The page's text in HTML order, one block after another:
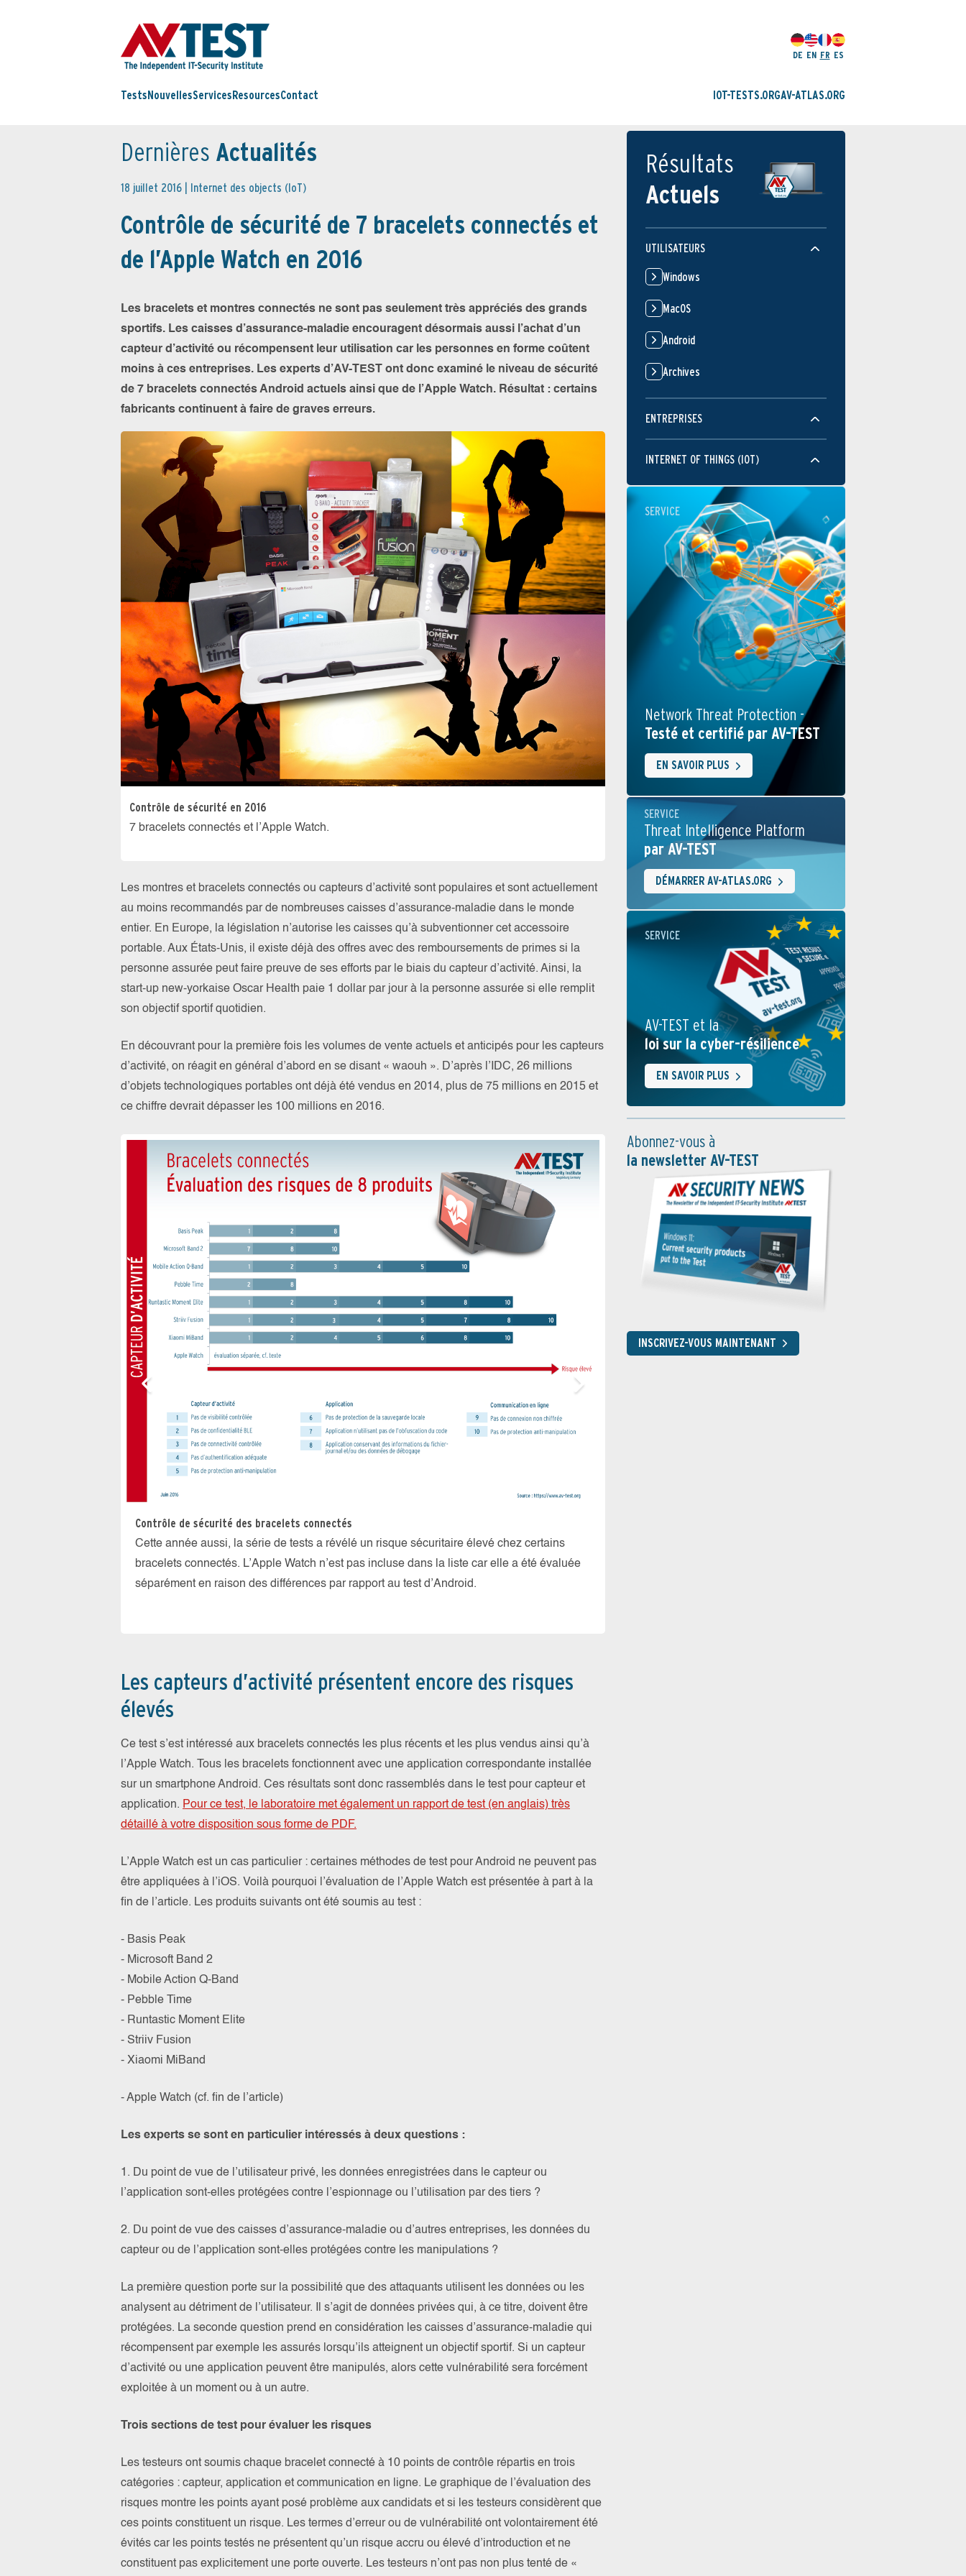
DE EN FR ES
Tests NouvellesServices ResourcesContact IOT-TESTS.ORGAV-ATLAS.ORG
Dernières Actualités
18 juillet 2016 | Internet des objects (IoT)
Contrôle de sécurité de 7 bracelets connectés et
de l’Apple Watch en 2016
Les bracelets et montres connectés ne sont pas seulement très appréciés des grands
sportifs. Les caisses d’assurance-maladie encouragent désormais aussi l’achat d’un
capteur d’activité ou récompensent leur utilisation car les personnes en forme coûtent
moins à ces entreprises. Les experts d’AV-TEST ont donc examiné le niveau de sécurité
de 7 bracelets connectés Android actuels ainsi que de l’Apple Watch. Résultat : certains
fabricants continuent à faire de graves erreurs.
Contrôle de sécurité en 2016
7 bracelets connectés et l’Apple Watch.
Les montres et bracelets connectés ou capteurs d’activité sont populaires et sont actuellement
au moins recommandés par de nombreuses caisses d’assurance-maladie dans le monde
entier. En Europe, la législation n’autorise les caisses qu’à subventionner cet accessoire
portable. Aux États-Unis, il existe déjà des offres avec des remboursements de primes si la
personne assurée peut faire preuve de ses efforts par le biais du capteur d’activité. Ainsi, la
start-up new-yorkaise Oscar Health paie 1 dollar par jour à la personne assurée si elle remplit
son objectif sportif quotidien.
En découvrant pour la première fois les volumes de vente actuels et anticipés pour les capteurs
d’activité, on réagit en général d’abord en se disant « waouh ». D’après l’IDC, 26 millions
d’objets technologiques portables ont déjà été vendus en 2014, plus de 75 millions en 2015 et
ce chiffre devrait dépasser les 100 millions en 2016.
Contrôle de sécurité des bracelets connectés
Cette année aussi, la série de tests a révélé un risque sécuritaire élevé chez certains
bracelets connectés. L’Apple Watch n’est pas incluse dans la liste car elle a été évaluée
séparément en raison des différences par rapport au test d’Android.
Les capteurs d’activité ont été connectés au smartphone, les
Les capteurs d’activité présentent encore des risques
élevés
Ce test s’est intéressé aux bracelets connectés les plus récents et les plus vendus ainsi qu’à
l’Apple Watch. Tous les bracelets fonctionnent avec une application correspondante installée
sur un smartphone Android. Ces résultats sont donc rassemblés dans le test pour capteur et
application. Pour ce test, le laboratoire met également un rapport de test (en anglais) très
détaillé à votre disposition sous forme de PDF.
L’Apple Watch est un cas particulier : certaines méthodes de test pour Android ne peuvent pas
être appliquées à l’iOS. Voilà pourquoi l’évaluation de l’Apple Watch est présentée à part à la
fin de l’article. Les produits suivants ont été soumis au test :
- Basis Peak
- Microsoft Band 2
- Mobile Action Q-Band
- Pebble Time
- Runtastic Moment Elite
- Striiv Fusion
- Xiaomi MiBand
- Apple Watch (cf. fin de l’article)
Les experts se sont en particulier intéressés à deux questions :
1. Du point de vue de l’utilisateur privé, les données enregistrées dans le capteur ou
l’application sont-elles protégées contre l’espionnage ou l’utilisation par des tiers ?
2. Du point de vue des caisses d’assurance-maladie ou d’autres entreprises, les données du
capteur ou de l’application sont-elles protégées contre les manipulations ?
La première question porte sur la possibilité que des attaquants utilisent les données ou les
analysent au détriment de l’utilisateur. Il s’agit de données privées qui, à ce titre, doivent être
protégées. La seconde question prend en considération les caisses d’assurance-maladie qui
récompensent par exemple les assurés lorsqu’ils atteignent un objectif sportif. Si un capteur
d’activité ou une application peuvent être manipulés, alors cette vulnérabilité sera forcément
exploitée à un moment ou à un autre.
Trois sections de test pour évaluer les risques
Les testeurs ont soumis chaque bracelet connecté à 10 points de contrôle répartis en trois
catégories : capteur, application et communication en ligne. Le graphique de l’évaluation des
risques montre les points ayant posé problème aux candidats et si les testeurs considèrent que
ces points constituent un risque. Les termes d’erreur ou de vulnérabilité ont volontairement été
évités car les points testés ne présentent qu’un risque accru ou élevé d’introduction et ne
constituent pas explicitement une porte ouverte. Les testeurs n’ont pas non plus tenté de «
Résultats
Actuels
UTILISATEURS
Windows
MacOS
Android
Archives
ENTREPRISES
INTERNET OF THINGS (IOT)
SERVICE
Network Threat Protection -
Testé et certifié par AV-TEST
EN SAVOIR PLUS
SERVICE
Threat Intelligence Platform
par AV-TEST
DÉMARRER AV-ATLAS.ORG
SERVICE
AV-TEST et la
loi sur la cyber-résilience
EN SAVOIR PLUS
Abonnez-vous à
la newsletter AV-TEST
INSCRIVEZ-VOUS MAINTENANT